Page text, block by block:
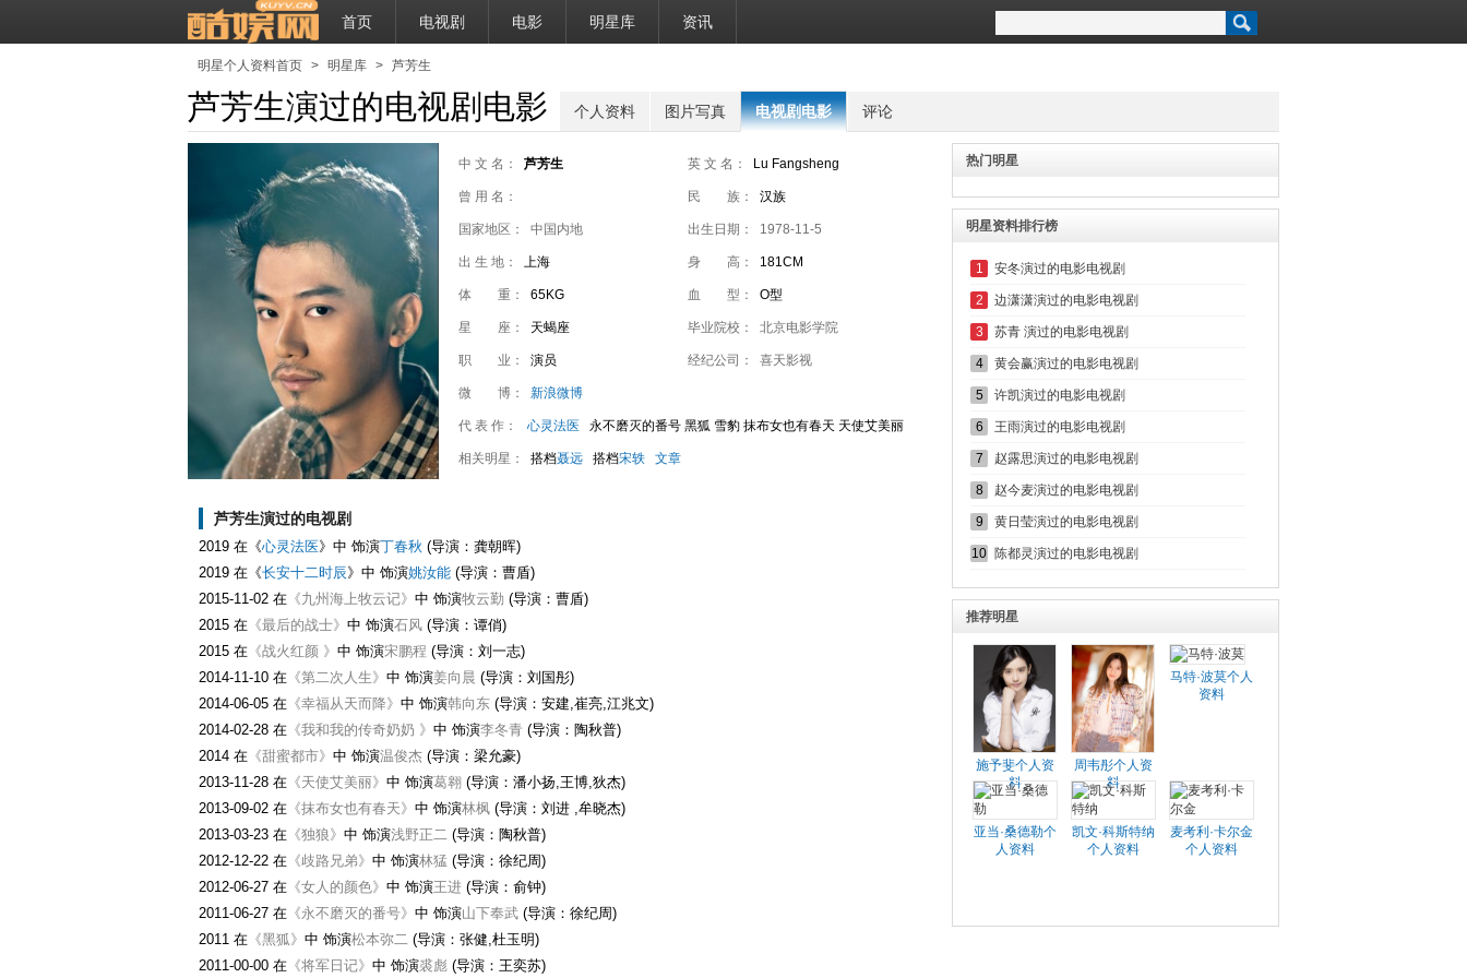
首页 电视剧 电影 明星库 资讯
明星个人资料首页 > 明星库 > 芦芳生
芦芳生演过的电视剧电影 个人资料 图片写真 电视剧电影 评论
中 文 名： 芦芳生 英 文 名： Lu Fangsheng
曾 用 名： 民 族： 汉族
国家地区： 中国内地 出生日期： 1978-11-5
出 生 地： 上海 身 高： 181CM
体 重： 65KG 血 型： O型
星 座： 天蝎座 毕业院校： 北京电影学院
职 业： 演员 经纪公司： 喜天影视
微 博： 新浪微博
代 表 作： 心灵法医 永不磨灭的番号 黑狐 雪豹 抹布女也有春天 天使艾美丽
幸福从天而降
相关明星： 搭档聂远 搭档宋轶 文章
芦芳生演过的电视剧
2019 在《心灵法医》中 饰演丁春秋 (导演：龚朝晖)
2019 在《长安十二时辰》中 饰演姚汝能 (导演：曹盾)
2015-11-02 在 《九州海上牧云记》 中 饰演牧云勤 (导演：曹盾)
2015 在 《最后的战士》 中 饰演石风 (导演：谭俏)
2015 在 《战火红颜 》 中 饰演宋鹏程 (导演：刘一志)
2014-11-10 在 《第二次人生》 中 饰演姜向晨 (导演：刘国彤)
2014-06-05 在 《幸福从天而降》 中 饰演韩向东 (导演：安建,崔亮,江兆文)
2014-02-28 在 《我和我的传奇奶奶 》 中 饰演李冬青 (导演：陶秋普)
2014 在 《甜蜜都市》 中 饰演温俊杰 (导演：梁允豪)
2013-11-28 在 《天使艾美丽》 中 饰演葛翱 (导演：潘小扬,王博,狄杰)
2013-09-02 在 《抹布女也有春天》 中 饰演林枫 (导演：刘进 ,牟晓杰)
2013-03-23 在 《独狼》 中 饰演浅野正二 (导演：陶秋普)
2012-12-22 在 《歧路兄弟》 中 饰演林猛 (导演：徐纪周)
2012-06-27 在 《女人的颜色》 中 饰演王进 (导演：俞钟)
2011-06-27 在 《永不磨灭的番号》 中 饰演山下奉武 (导演：徐纪周)
2011 在 《黑狐》 中 饰演松本弥二 (导演：张健,杜玉明)
2011-00-00 在 《将军日记》 中 饰演裘彪 (导演：王奕苏)
热门明星
明星资料排行榜
1 安冬演过的电影电视剧
2 边潇潇演过的电影电视剧
3 苏青 演过的电影电视剧
4 黄会赢演过的电影电视剧
5 许凯演过的电影电视剧
6 王雨演过的电影电视剧
7 赵露思演过的电影电视剧
8 赵今麦演过的电影电视剧
9 黄日莹演过的电影电视剧
10 陈都灵演过的电影电视剧
推荐明星
施予斐个人资
料
周韦彤个人资
料
马特·波莫个人
资料
亚当·桑德勒个
人资料
凯文·科斯特纳
个人资料
麦考利·卡尔金
个人资料